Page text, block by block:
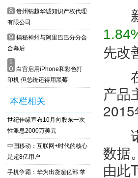
8 贵州锦越华诚知识产权代理
有限公司
9 揭秘神州与阿里巴巴分分合
合幕后
1
0 白宫启用iPhone和彩色打
印机 但总统还得用黑莓
本栏相关
世纪佳缘宣布10月向股东一次
性派息2000万美元
中国移动：互联网+时代的核心
是超8亿用户
手机争霸：华为出货超亿部 苹
新
先改
在
产品
诺
数据
由此